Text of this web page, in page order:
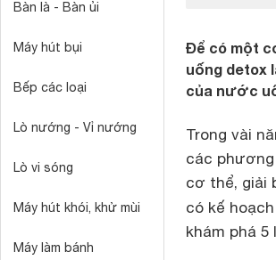
Bàn là - Bàn ủi
Máy hút bụi
Bếp các loại
Lò nướng - Vỉ nướng
Lò vi sóng
Máy hút khói, khử mùi
Máy làm bánh
Để có một
uống detox
của nước
Trong vài
các
cơ thể, giải
có kế
khám phá